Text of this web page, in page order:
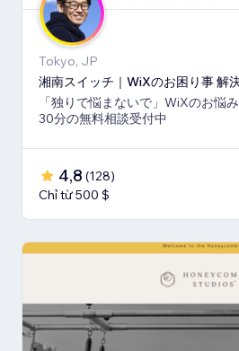
Tokyo, JP
湘南スイッチ｜WiXのお困り事 解
「独りで悩まないで」WiXのお悩
30分の無料相談受付中
4,8 (128)
Chỉ từ 500 $